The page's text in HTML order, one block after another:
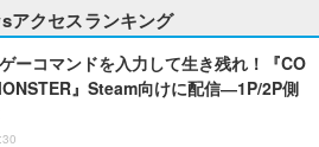
アクセスランキング
ーコマンドを入力して生き残れ！『CO
』Steam向けに配信―1P/2P側